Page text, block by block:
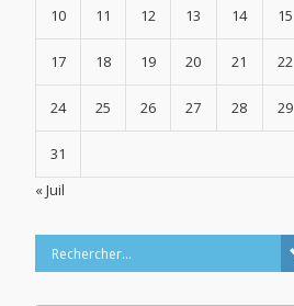
10 11 12 13 14 15
17 18 19 20 21 22
24 25 26 27 28 29
31
« Juil